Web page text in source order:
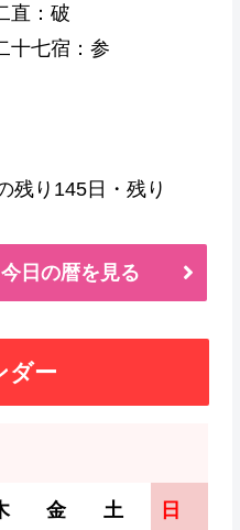
直：破
十七宿：参
残り145日・残り
日の暦を見る
ダー
金 土 日